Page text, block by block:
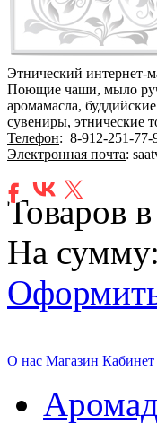
Этнический интернет-
Поющие чаши, мыло
аромамасла,
сувениры, этнические
Телефон: 8-912-251-77-
Электронная почта:
Товаров
На сумму:
О нас Магазин Кабинет